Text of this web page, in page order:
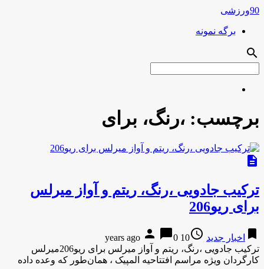
90ورزشی
برگه نمونه
search
برچسب: ،رنگ، برای
description
ترکیب جادویی ،رنگ، ریتم و آواز میرلس
برای ریو206
bookmark اخبار جدید access_time
10 years ago
person chat_bubble0
ترکیب جادویی ،رنگ، ریتم و آواز میرلس برای ریو206میرلس
کارگردان ویژه مراسم افتتاحیه المپیک ، همان‌طور که وعده داده